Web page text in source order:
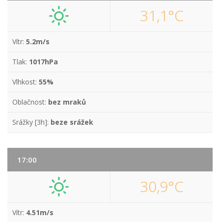
31,1°C
Vítr: 5.2m/s
Tlak: 1017hPa
Vlhkost: 55%
Oblačnost: bez mraků
Srážky [3h]: beze srážek
17:00
30,9°C
Vítr: 4.51m/s